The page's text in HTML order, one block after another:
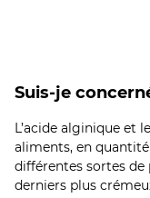
Suis-je
L’acide alginique et
aliments, en
différentes sortes
derniers plus